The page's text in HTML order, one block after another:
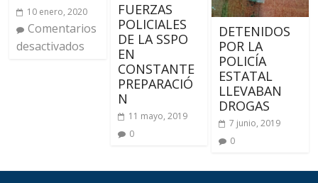
10 enero, 2020
Comentarios
desactivados
FUERZAS
POLICIALES
DE LA SSPO
EN
CONSTANTE
PREPARACIÓ
N
11 mayo, 2019
0
DETENIDOS
POR LA
POLICÍA
ESTATAL
LLEVABAN
DROGAS
7 junio, 2019
0